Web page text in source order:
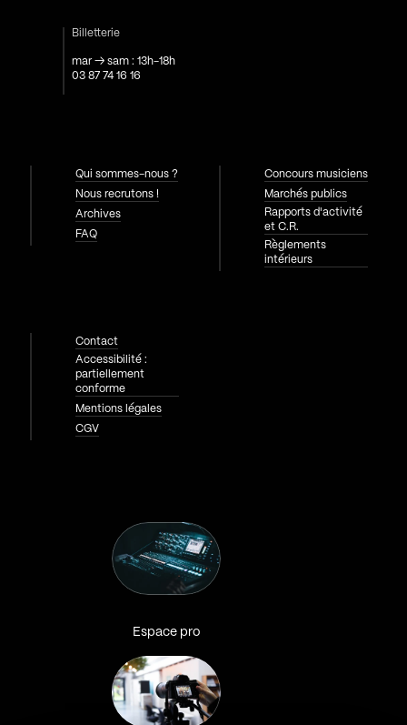
Billetterie
mar → sam : 13h-18h
03 87 74 16 16
Qui sommes-nous ?
Nous recrutons !
Archives
FAQ
Concours musiciens
Marchés publics
Rapports d'activité
et C.R.
Règlements
intérieurs
Contact
Accessibilité :
partiellement
conforme
Mentions légales
CGV
Espace pro